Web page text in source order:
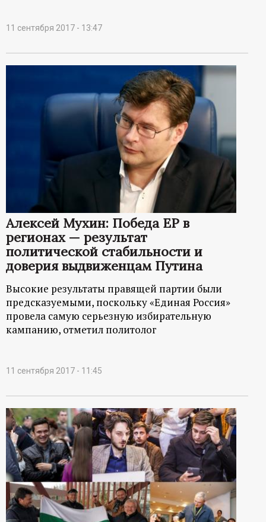
т
а
л
11 сентября 2017 - 13:47
Алексей Мухин: Победа ЕР в
регионах — результат
политической стабильности и
доверия выдвиженцам Путина
Высокие результаты правящей партии были
предсказуемыми, поскольку «Единая Россия»
провела самую серьезную избирательную
кампанию, отметил политолог
11 сентября 2017 - 11:45